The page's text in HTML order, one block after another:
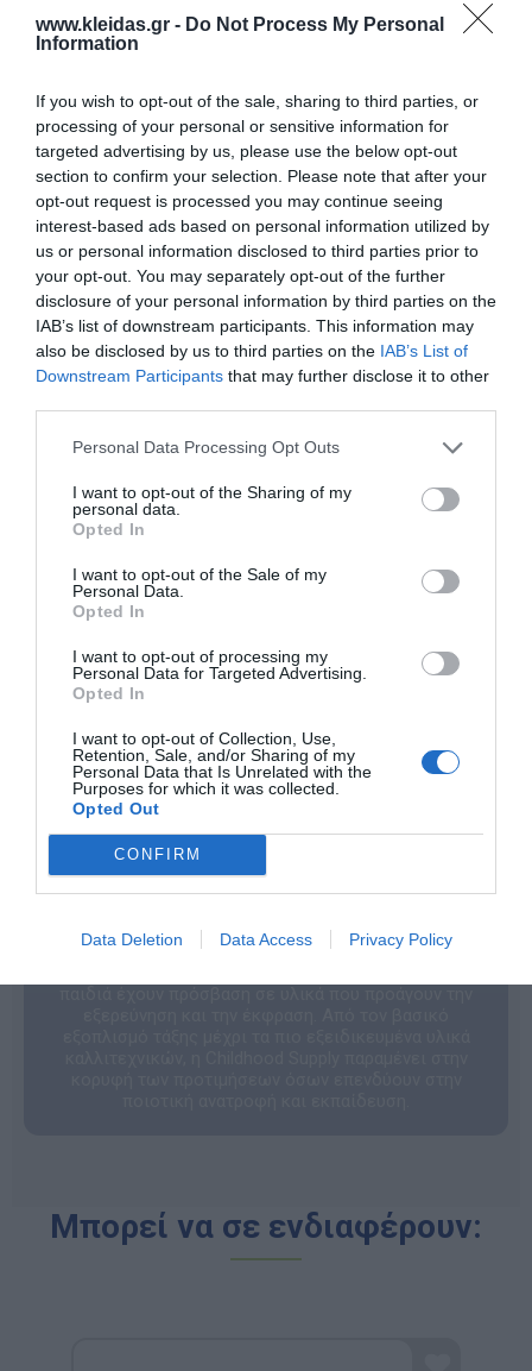
www.kleidas.gr - Do Not Process My Personal
Information
If you wish to opt-out of the sale, sharing to third parties, or
processing of your personal or sensitive information for
targeted advertising by us, please use the below opt-out
section to confirm your selection. Please note that after your
opt-out request is processed you may continue seeing
interest-based ads based on personal information utilized by
us or personal information disclosed to third parties prior to
your opt-out. You may separately opt-out of the further
disclosure of your personal information by third parties on the
IAB’s list of downstream participants. This information may
also be disclosed by us to third parties on the IAB’s List of
Downstream Participants that may further disclose it to other
Personal Data Processing Opt Outs
I want to opt-out of the Sharing of my
personal data.
Opted In
I want to opt-out of the Sale of my
Personal Data.
Opted In
I want to opt-out of processing my
Personal Data for Targeted Advertising.
Opted In
I want to opt-out of Collection, Use,
Retention, Sale, and/or Sharing of my
Personal Data that Is Unrelated with the
Purposes for which it was collected.
Opted Out
CONFIRM
Data Deletion Data Access Privacy Policy
- +
Προδιαγραφές προϊόντων
Επικοινωνία
Η εταιρείαChildhood Supply, με έδρα τη Δανία,
αποτελεί εδώ και περισσότερα από30 χρόνιαέναν
από τους πιο αξιόπιστους συνεργάτες στον χώρο του
παιδαγωγικού υλικού και εξοπλισμού
γνώση των αναγκών της σύγχρονης εκπαίδευσης, η
αποστολή της εταιρείας είναι να εμπνεύσει γονείς,
εκπαιδευτικούς και ειδικούς, προσφέροντας
εργαλεία που υποστηρίζουν ουσιαστικά την ανάπτυξη
των παιδιών.
Η Childhood Supply ξεχωρίζει για τη μεγάλη γκάμα
ενισχύει τις λεπτές κινητικές δεξιότητες. Κάθε
προϊόν ενσωματώνει τη δανέζικη φιλοσοφία για την
Μπορεί να σε ενδιαφέρουν: